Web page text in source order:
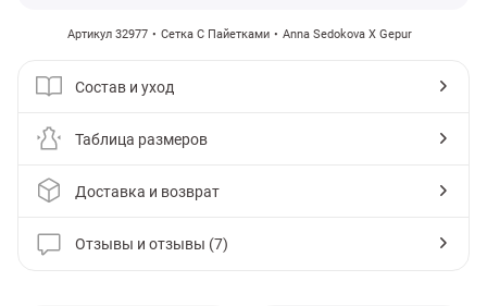
Артикул 32977 Сетка С Пайетками Anna Sedokova X Gepur
Состав и уход
Таблица размеров
Доставка и возврат
Отзывы и отзывы (7)